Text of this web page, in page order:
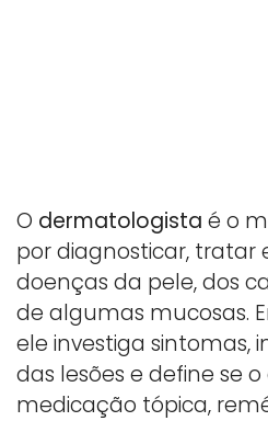
O dermatologista é o
por diagnosticar,
doenças da pele, dos
de algumas mucosas.
ele investiga sintomas,
das lesões e define se o
medicação tópica,